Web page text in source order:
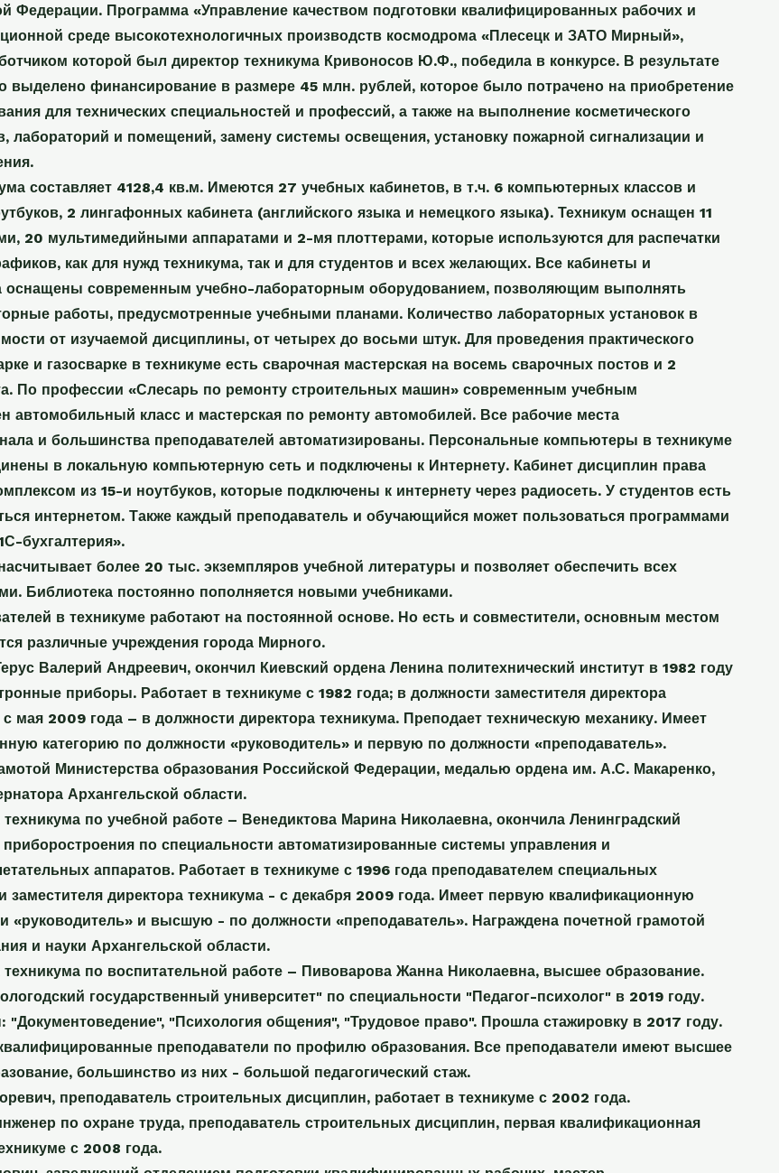
Федерации. Программа «Управление качеством подготовки квалифицированных рабочих и
среде высокотехнологичных производств космодрома «Плесецк и ЗАТО Мирный»,
которой был директор техникума Кривоносов Ю.Ф., победила в конкурсе. В результате
выделено финансирование в размере 45 млн. рублей, которое было потрачено на приобретение
для технических специальностей и профессий, а также на выполнение косметического
лабораторий и помещений, замену системы освещения, установку пожарной сигнализации и
составляет 4128,4 кв.м. Имеются 27 учебных кабинетов, в т.ч. 6 компьютерных классов и
2 лингафонных кабинета (английского языка и немецкого языка). Техникум оснащен 11
20 мультимедийными аппаратами и 2-мя плоттерами, которые используются для распечатки
как для нужд техникума, так и для студентов и всех желающих. Все кабинеты и
оснащены современным учебно-лабораторным оборудованием, позволяющим выполнять
работы, предусмотренные учебными планами. Количество лабораторных установок в
от изучаемой дисциплины, от четырех до восьми штук. Для проведения практического
и газосварке в техникуме есть сварочная мастерская на восемь сварочных постов и 2
По профессии «Слесарь по ремонту строительных машин» современным учебным
автомобильный класс и мастерская по ремонту автомобилей. Все рабочие места
и большинства преподавателей автоматизированы. Персональные компьютеры в техникуме
в локальную компьютерную сеть и подключены к Интернету. Кабинет дисциплин права
из 15-и ноутбуков, которые подключены к интернету через радиосеть. У студентов есть
интернетом. Также каждый преподаватель и обучающийся может пользоваться программами
бухгалтерия».
более 20 тыс. экземпляров учебной литературы и позволяет обеспечить всех
Библиотека постоянно пополняется новыми учебниками.
в техникуме работают на постоянной основе. Но есть и совместители, основным местом
различные учреждения города Мирного.
Валерий Андреевич, окончил Киевский ордена Ленина политехнический институт в 1982 году
приборы. Работает в техникуме с 1982 года; в должности заместителя директора
мая 2009 года – в должности директора техникума. Преподает техническую механику. Имеет
категорию по должности «руководитель» и первую по должности «преподаватель».
Министерства образования Российской Федерации, медалью ордена им. А.С. Макаренко,
Архангельской области.
по учебной работе – Венедиктова Марина Николаевна, окончила Ленинградский
приборостроения по специальности автоматизированные системы управления и
аппаратов. Работает в техникуме с 1996 года преподавателем специальных
заместителя директора техникума - с декабря 2009 года. Имеет первую квалификационную
«руководитель» и высшую - по должности «преподаватель». Награждена почетной грамотой
и науки Архангельской области.
техникума по воспитательной работе – Пивоварова Жанна Николаевна, высшее образование.
государственный университет" по специальности "Педагог-психолог" в 2019 году.
"Психология общения", "Трудовое право". Прошла стажировку в 2017 году.
преподаватели по профилю образования. Все преподаватели имеют высшее
большинство из них - большой педагогический стаж.
преподаватель строительных дисциплин, работает в техникуме с 2002 года.
по охране труда, преподаватель строительных дисциплин, первая квалификационная
с 2008 года.